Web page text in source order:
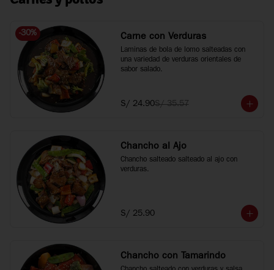
-30% Carne con Verduras
Laminas de bola de lomo salteadas con
una variedad de verduras orientales de
sabor salado.
S/ 24.90S/ 35.57
Chancho al Ajo
Chancho salteado salteado al ajo con
verduras.
S/ 25.90
Chancho con Tamarindo